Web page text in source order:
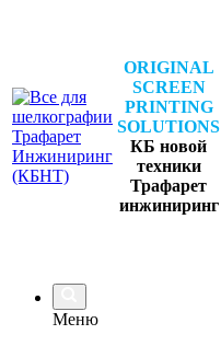
ORIGINAL
SCREEN
PRINTING
SOLUTIONS
КБ новой
техники
Трафарет
инжиниринг
Меню